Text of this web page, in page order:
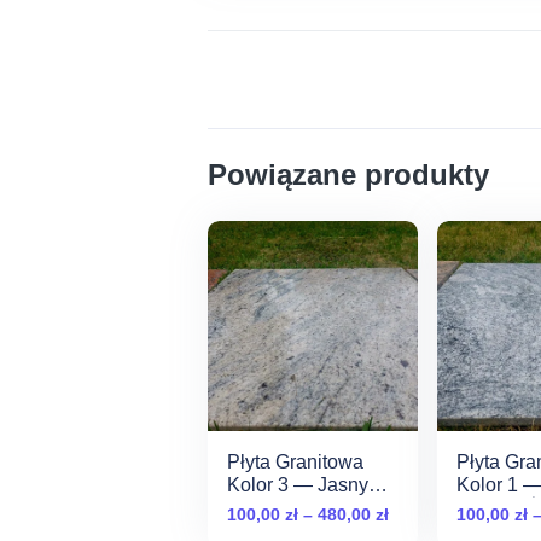
Powiązane produkty
Płyta Granitowa
Kolor 3 — Jasny
Kremowy
100,00 zł – 480,00 złZakres
Płyta
Kolor 1
Granit z
100,00 zł –